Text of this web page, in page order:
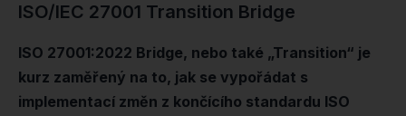
ISO/IEC 27001 Transition Bridge
ISO 27001:2022 Bridge, nebo také „Transition“ je
kurz zaměřený na to, jak se vypořádat s
implementací změn z končícího standardu ISO